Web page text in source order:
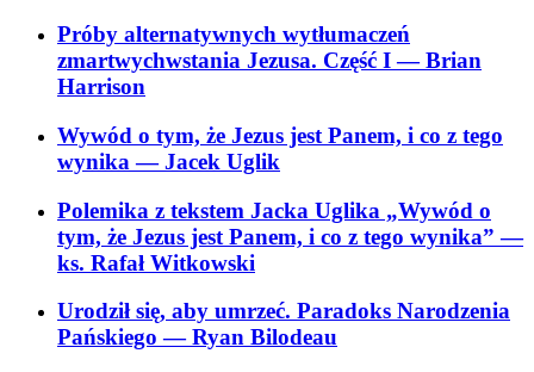
Próby alternatywnych wytłumaczeń
zmartwychwstania Jezusa. Część I— Brian
Harrison
Wywód o tym, że Jezus jest Panem, i co z tego
wynika— Jacek Uglik
Polemika z tekstem Jacka Uglika „Wywód o
tym, że Jezus jest Panem, i co z tego wynika”—
ks. Rafał Witkowski
Urodził się, aby umrzeć. Paradoks Narodzenia
Pańskiego— Ryan Bilodeau